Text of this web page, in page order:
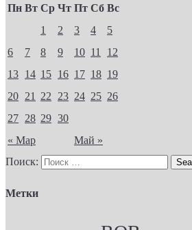
Пн Вт Ср Чт Пт Сб Вс
« Мар Май »
1 2 3 4
5
6
7 8 9 10 11
12
13 14 15 16 17 18 19
20 21 22 23 24 25 26
27 28 29 30
Поиск:
Метки